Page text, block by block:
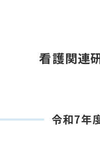
看護関連
令和7年